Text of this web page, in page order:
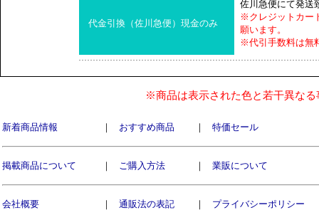
代金引換（佐川急便）現金のみ
佐川急便にて発送
※クレジットカー
願います。
※代引手数料は無
※商品は表示された色と若干異な
新着商品情報 ｜ おすすめ商品 ｜ 特価セール
掲載商品について ｜ ご購入方法 ｜ 業販について
会社概要 ｜ 通販法の表記 ｜ プライバシーポリシー